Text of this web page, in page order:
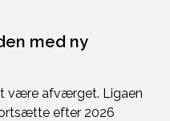
med ny
være afværget. Ligaen
efter 2026